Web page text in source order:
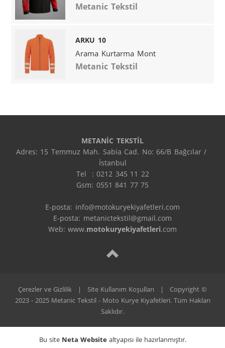
Metanic Tekstil
ARKU 10
Arama Kurtarma Mont
Metanic Tekstil
METANİC TEKSTİL
Adres: 15 Temmuz Mah. Sabia Cad. No: 66/B Bağcılar /
İstanbul
Tel  : 0212 345 11 22
Gsm: 0551 841 77 75
E-posta: info@motokuryekiyafetleri.com
E-posta: metanictekstil@gmail.com
Web: www.motokuryekiyafetleri.com
Çerezler ve Gizlilik | Site Kullanım Koşulları |
Copyright ©
2023 - 2025 Metanic Tekstil - Moto Kurye Kıyafetleri. Tüm Hakları
Saklıdır.
Bu site Neta Websitealtyapısı ile hazırlanmıştır.